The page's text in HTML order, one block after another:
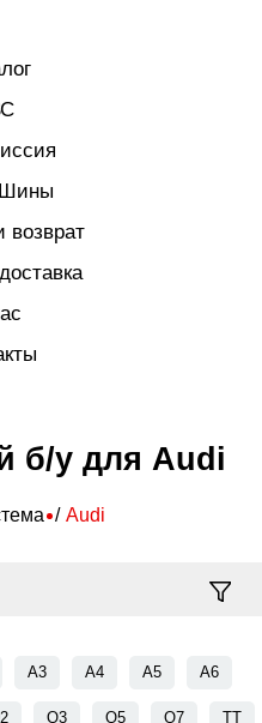
возврат
б/у для Audi
Audi
A3 A4 A5 A6
Q3 Q5 Q7 TT